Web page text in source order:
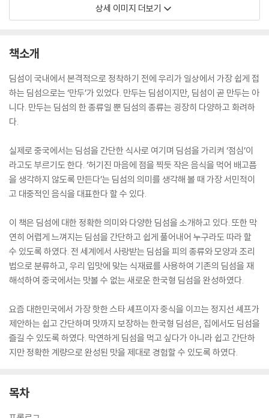
상세 이미지 더보기
책소개
딤섬이 국내에서 본격적으로 정착하기 전에 우리가 일상에서 가장 쉽게 접
하는 딤섬으로는 ‘만두’가 있었다. 만두는 딤섬이지만, 딤섬이 곧 만두는 아
니다. 만두는 딤섬의 한 종류일 뿐 딤섬의 종류는 굉장히 다양하고 화려하
다.
실제로 중국에서는 딤섬을 간단한 식사로 여기며 딤섬을 가리켜 ‘점심’이
라고도 부르기도 한다. ‘허기진 마음에 점을 찍듯 작은 음식을 먹어 배고픔
을 생각하지 않도록 만든다’는 딤섬의 의미를 생각해 볼 때 가장 서민적이
고 대중적인 음식을 대표한다 할 수 있다.
이 책은 딤섬에 대한 정확한 의미와 다양한 딤섬을 소개하고 있다. 또한 막
연히 어렵게 느껴지는 딤섬을 간단하고 쉽게 풀어내어 누구라도 따라 할
수 있도록 하였다. 전 세계에서 사랑받는 딤섬을 피의 종류와 모양과 조리
법으로 분류하고, 우리 입맛에 맞는 식재료를 사용하여 기존의 딤섬을 재
해석하여 중국에서는 맛볼 수 없는 새로운 한국형 딤섬을 완성하였다.
요즘 대한민국에서 가장 핫한 스타 셰프이자 중식을 이끄는 정지선 셰프가
제안하는 쉽고 간단하며 맛까지 보장하는 한국형 딤섬은, 집에서도 딤섬을
즐길 수 있도록 하였다. 막연하게 딤섬을 먹고 싶다가 아니라 쉽고 간단하
지만 정확한 계량으로 완성된 맛을 제대로 경험할 수 있도록 하였다.
목차